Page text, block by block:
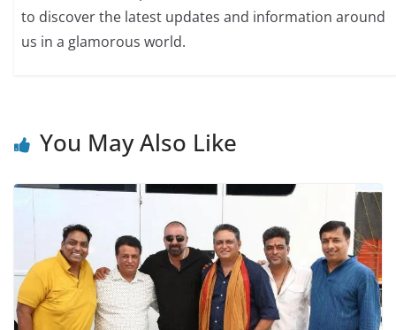
to discover the latest updates and information around
us in a glamorous world.
You May Also Like